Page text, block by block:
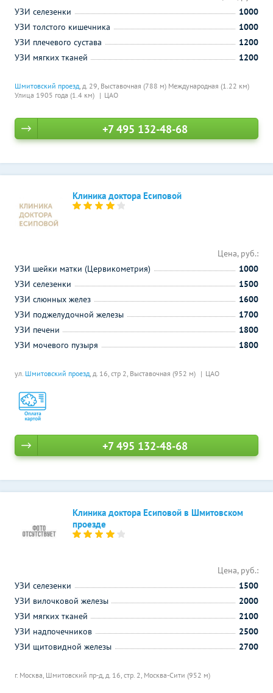
Шмитовский проезд, д. 29, Выставочная (788 м) Международная (1.22 км)
Улица 1905 года (1.4 км)
ЦАО
УЗИ селезенки
1000
УЗИ толстого кишечника
1000
УЗИ плечевого сустава
1200
УЗИ мягких тканей
1200
+7 495 132-48-68
Клиника доктора Есиповой
ул. Шмитовский проезд, д. 16, стр 2, Выставочная (952 м) ЦАО
Цена, руб.:
УЗИ шейки матки (Цервикометрия)
1000
УЗИ селезенки
1500
УЗИ слюнных желез
1600
УЗИ поджелудочной железы
1700
УЗИ печени
1800
УЗИ мочевого пузыря
1800
+7 495 132-48-68
Клиника доктора Есиповой в Шмитовском
проезде
г. Москва, Шмитовский пр-д, д. 16, стр. 2, Москва-Сити (952 м)
Цена, руб.:
УЗИ селезенки
1500
УЗИ вилочковой железы
2000
УЗИ мягких тканей
2100
УЗИ надпочечников
2500
УЗИ щитовидной железы
2700